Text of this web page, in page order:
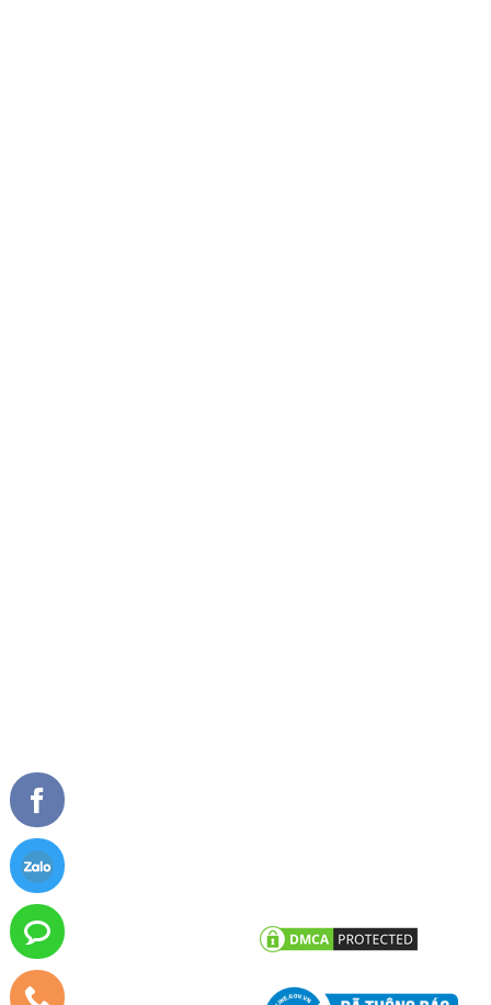
TIN TỨC
Tư vấn - hỏi đáp
Công trình tiêu biểu
Tin tức công ty
Tin khuyến mãi